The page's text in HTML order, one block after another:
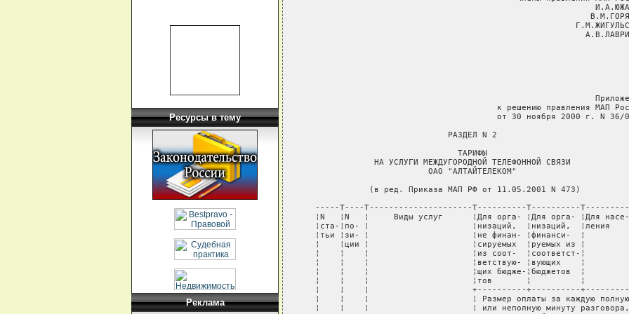
Ресурсы в тему
Реклама
к решению правления МАП
от 30 ноября 2000 г. N 36/
                              РАЗДЕЛ N 2
                                ТАРИФЫ
               НА УСЛУГИ МЕЖДУГОРОДНОЙ ТЕЛЕФОННОЙ СВЯЗИ
                          ОАО "АЛТАЙТЕЛЕКОМ"
              (в ред. Приказа МАП РФ от 11.05.2001 N 473)
-----T----T---------------------T----------T----------
¦N   ¦N   ¦     Виды услуг      ¦Для орга- ¦Для орга- ¦Для
¦ста-¦по- ¦                     ¦низаций,  ¦низаций,  ¦ления
¦тьи ¦зи- ¦                     ¦не финан- ¦финанси-  ¦
¦    ¦ции ¦                     ¦сируемых  ¦руемых из ¦
¦    ¦    ¦                     ¦из соот-  ¦соответст-¦
¦    ¦    ¦                     ¦ветствую- ¦вующих    ¦
¦    ¦    ¦                     ¦щих бюдже-¦бюджетов  ¦
¦    ¦    ¦                     ¦тов       ¦          ¦
¦    ¦    ¦                     +----------+----------
¦    ¦    ¦                     ¦ Размер оплаты за каждую
¦    ¦    ¦                     ¦ или неполную минуту